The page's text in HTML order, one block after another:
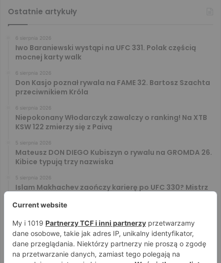
Ostatnie artykuły
6 sierpnia 2026
Iwo Baraniewski wystąpi na UFC 331. Polak częścią
mocnej karty walk
6 sierpnia 2026
Don Kasjo poznał rywala na FAME 32. Bartosz Szachta
przeciwnikiem Króla
6 sierpnia 2026
Niepokonany Włodarczyk zawalczy o ranking! Na XTB
KSW 122 zmierzy się z Paivą
5 sierpnia 2026
Mateusz DON DIEGO Kubiszyn o rywalu na GROMDA 26.
Kibice typują trzy nazwiska
5 sierpnia 2026
Islam Makhachev zaończy karierę po UFC 330? Mistrz
Tańcula nie gryzł się w język. Wymowna sugestia o
zachowaniu Jacka Murańskiego [VIDEO]
4 sierpnia 2026
Ostre spojrzenia Jóźwiaka i Ryty. Zobacz face to face